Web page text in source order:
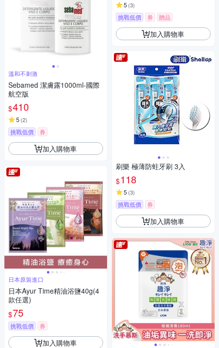
溫和不刺激
Sebamed 潔膚露1000ml-國際
航空版
$410
5 (2)
挑戰低價 券
加入購物車
日本原裝進口
日本Ayur Time精油浴鹽40g(4
款任選)
$75
挑戰低價 券
加入購物車
5 (3)
挑戰低價 券 贈品
加入購物車
刷樂 極薄防蛀牙刷 3入
$118
5 (3)
挑戰低價 券
加入購物車